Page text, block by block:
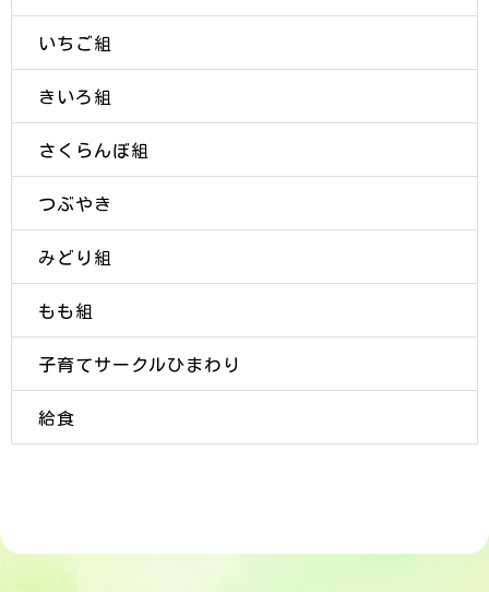
いちご組
きいろ組
さくらんぼ組
つぶやき
みどり組
もも組
子育てサークルひまわり
給食